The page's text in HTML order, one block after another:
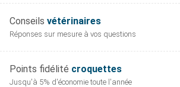
Conseils vétérinaires
Réponses sur mesure à vos questions
Points fidélité croquettes
Jusqu'à 5% d'économie toute l'année